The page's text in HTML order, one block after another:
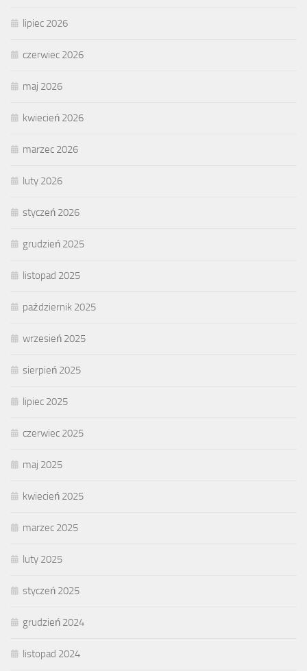
lipiec 2026
czerwiec 2026
maj 2026
kwiecień 2026
marzec 2026
luty 2026
styczeń 2026
grudzień 2025
listopad 2025
październik 2025
wrzesień 2025
sierpień 2025
lipiec 2025
czerwiec 2025
maj 2025
kwiecień 2025
marzec 2025
luty 2025
styczeń 2025
grudzień 2024
listopad 2024